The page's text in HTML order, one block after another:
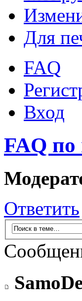
Для
FAQ
Вход
FAQ по
Ответить